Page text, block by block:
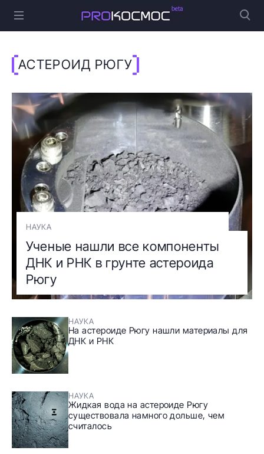
АСТЕРОИД РЮГУ
НАУКА
Ученые нашли все компоненты
ДНК и РНК в грунте астероида
Рюгу
НАУКА
На астероиде Рюгу нашли материалы для
ДНК и РНК
НАУКА
Жидкая вода на астероиде Рюгу
существовала намного дольше, чем
считалось